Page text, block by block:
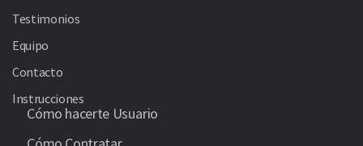
Testimonios
Equipo
Contacto
Instrucciones
Cómo hacerte Usuario